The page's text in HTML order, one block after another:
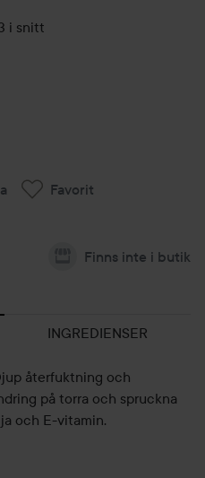
i snitt
Favorit
Finns inte i butik
INGREDIENSER
återfuktning och
på torra och spruckna
och E-vitamin.